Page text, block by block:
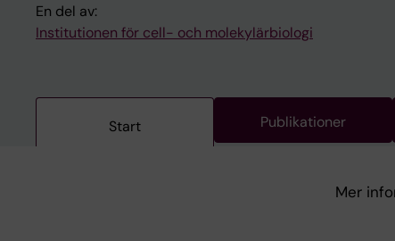
En del av:
Institutionen för cell- och molekylärbiologi
Start Publikationer
Mer